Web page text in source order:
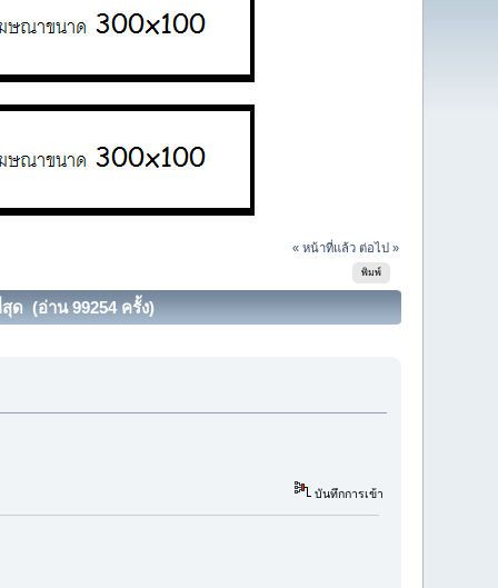
« หน้าที่แล้ว ต่อไป »
พิมพ์
ด (อ่าน 99254 ครั้ง)
บันทึกการเข้า